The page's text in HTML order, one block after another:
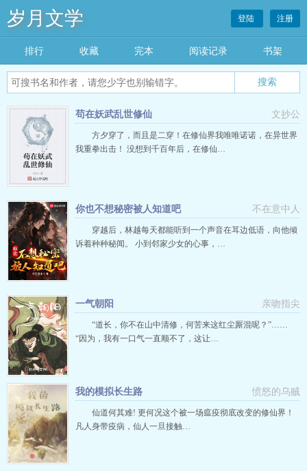
岁月文学 登陆 注册
排行 收藏 完本 阅读记录 书架
文抄公
苟在妖武乱世修仙
方夕穿了，而且是二穿！在修仙界我唯唯诺诺，在异世界
我重拳出击！ 没想到千百年后，在修仙…
不在意中人
你也不想秘密被人知道吧
穿越后，林越每天都能听到一个声音在耳边低语，向他倾
诉着种种秘闻。 小到邻家少女的心事，…
亲吻指尖
一气朝阳
“道长，你不在山中清修，何苦来这红尘厮混呢？”……
“因为，我有一口气一直顺不了，这让…
愤怒的乌贼
我的模拟长生路
仙道何其难! 更何况这个被一场瘟疫彻底改变的修仙界！
凡人身带疫病，仙人一旦接触…